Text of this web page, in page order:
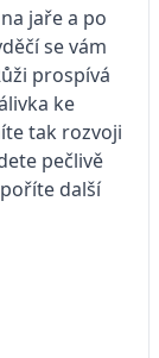
jaře a po
se vám
prospívá
ke
tak rozvoji
pečlivě
další